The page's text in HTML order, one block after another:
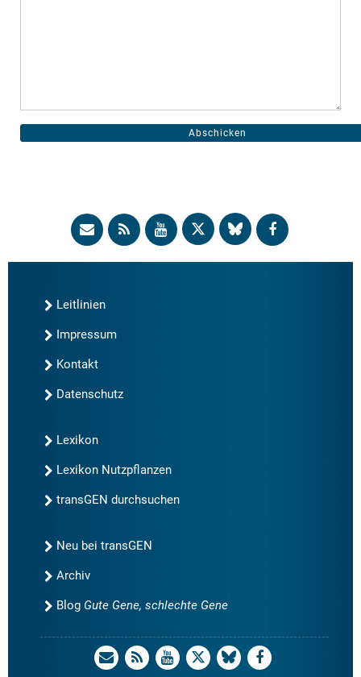
Leitlinien
Impressum
Kontakt
Datenschutz
Lexikon
Lexikon Nutzpflanzen
transGEN durchsuchen
Neu bei transGEN
Archiv
Blog Gute Gene, schlechte Gene